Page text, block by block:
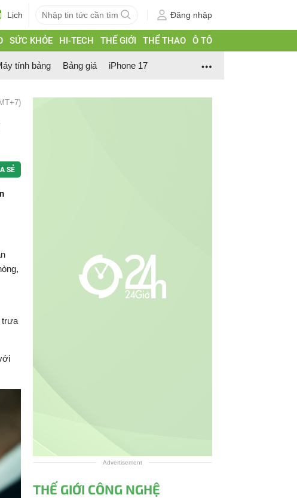
Lịch Đăng nhập
SỨC KHỎE HI-TECH THẾ GIỚI THỂ THAO Ô TÔ
tính bảng Bảng giá iPhone 17
SẺ
trưa
Advertisement
THẾ GIỚI CÔNG NGHỆ